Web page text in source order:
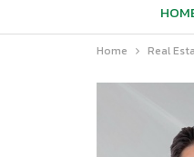
Home Real